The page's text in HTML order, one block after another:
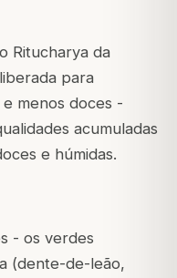
Ritucharya da
para
menos doces -
acumuladas
e húmidas.
- os verdes
(dente-de-leão,